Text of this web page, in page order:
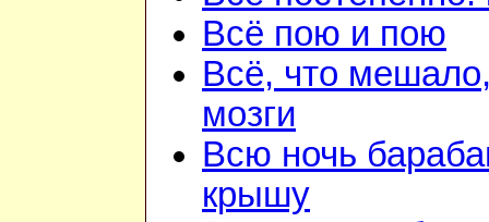
Всё пою и пою
Всё, что
мозги
Всю ночь
крышу